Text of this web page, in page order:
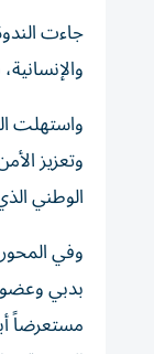
جاءت
واستهلت
وتعزيز
الوطني
وفي
بدبي وعضو
مستعرضاً